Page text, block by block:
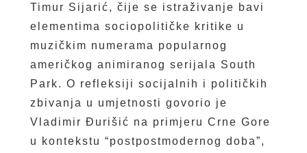
Timur Sijarić, čije se istraživanje bavi
elementima sociopolitičke kritike u
muzičkim numerama popularnog
američkog animiranog serijala South
Park. O refleksiji socijalnih i političkih
zbivanja u umjetnosti govorio je
Vladimir Đurišić na primjeru Crne Gore
u kontekstu “postpostmodernog doba”,